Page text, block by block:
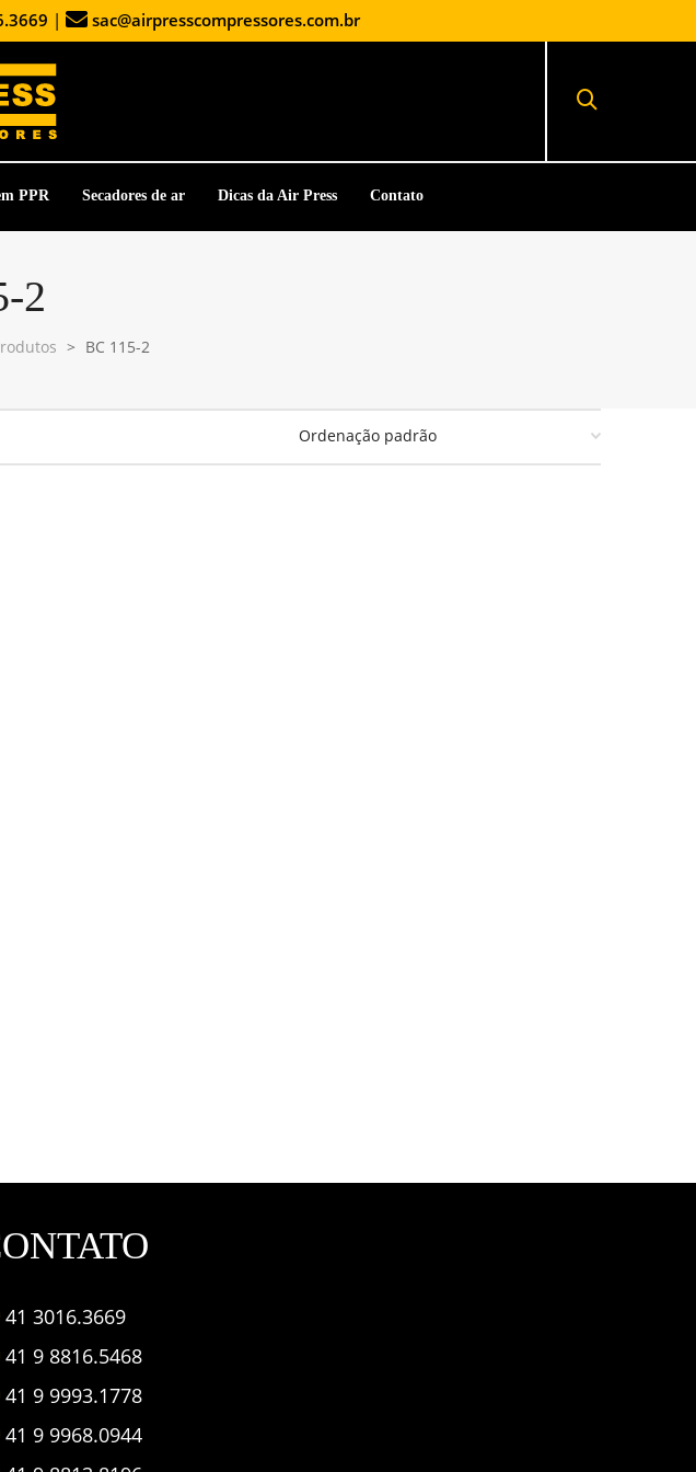
| sac@airpresscompressores.com.br
PPR Secadores de ar Dicas da Air Press Contato
2
> BC 115-2
41 3016.3669
41 9 8816.5468
41 9 9993.1778
41 9 9968.0944